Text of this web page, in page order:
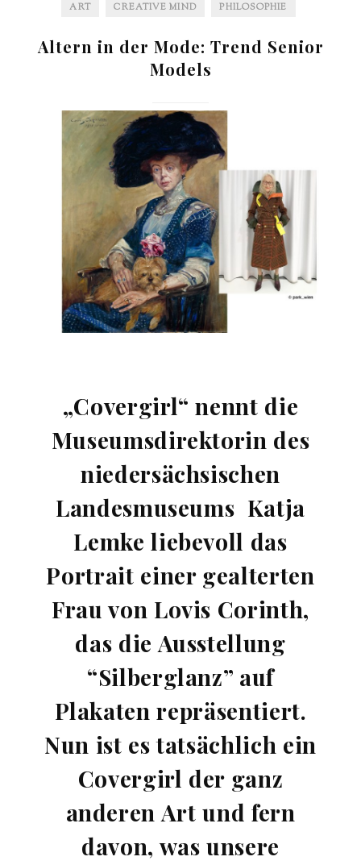
ART CREATIVE MIND PHILOSOPHIE
Altern in der Mode: Trend Senior
Models
„Covergirl“ nennt die
Museumsdirektorin des
niedersächsischen
Landesmuseums Katja
Lemke liebevoll das
Portrait einer gealterten
Frau von Lovis Corinth,
das die Ausstellung
“Silberglanz” auf
Plakaten repräsentiert.
Nun ist es tatsächlich ein
Covergirl der ganz
anderen Art und fern
davon, was unsere